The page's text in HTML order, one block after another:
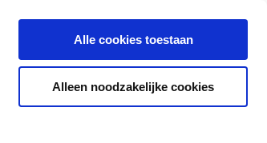
Alle cookies toestaan
Alleen noodzakelijke cookies